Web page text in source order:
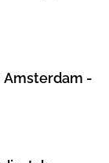
Amsterdam -